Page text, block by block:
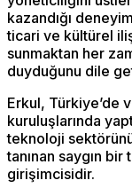
kazandığı
ticari ve kültürel
sunmaktan her
duyduğunu dile
Erkul, Türkiye’de
kuruluşlarında
teknoloji
tanınan saygın bir
girişimcisidir.